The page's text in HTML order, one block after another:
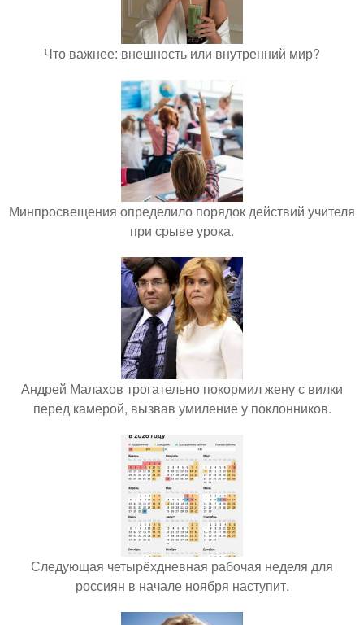
Что важнее: внешность или внутренний мир?
Минпросвещения определило порядок действий учителя
при срыве урока.
Андрей Малахов трогательно покормил жену с вилки
перед камерой, вызвав умиление у поклонников.
Следующая четырёхдневная рабочая неделя для
россиян в начале ноября наступит.